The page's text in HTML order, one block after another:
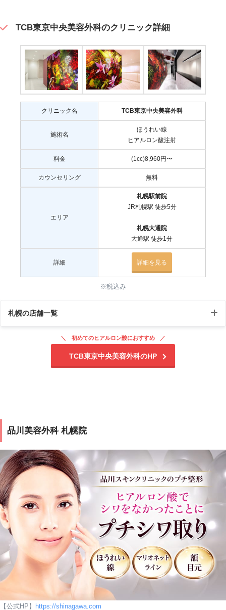
TCB東京中央美容外科のクリニック詳細
クリニック名 TCB東京中央美容外科
施術名
ほうれい線
ヒアルロン酸注射
料金 (1cc)8,960円〜
カウンセリング 無料
エリア
札幌駅前院
JR札幌駅 徒歩5分
札幌大通院
大通駅 徒歩1分
詳細 詳細を見る
※税込み
札幌の店舗一覧
住所 アクセス
院
キタコートレード
大通
院
〒060-0061
北海道札幌市中央
南1条西2-18 IKE
札幌市営地下鉄
大通駅徒歩1分
10:00
～19:0
0
初めてのヒアルロン酸におすすめ
TCB東京中央美容外科のHP
品川美容外科 札幌院
【公式HP】 https://shinagawa.com